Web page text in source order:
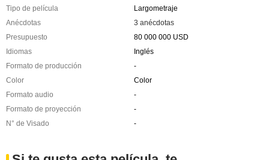
Tipo de película
Largometraje
Anécdotas
3 anécdotas
Presupuesto
80 000 000 USD
Idiomas
Inglés
Formato de producción
-
Color
Color
Formato audio
-
Formato de proyección
-
N° de Visado
-